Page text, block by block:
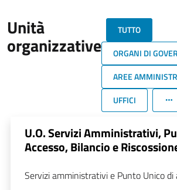
Unità
organizzative
TUTTO
ORGANI DI
AREE
UFFICI
U.O. Servizi Amministrativi,
Accesso, Bilancio e
Servizi amministrativi e Punto Unico di